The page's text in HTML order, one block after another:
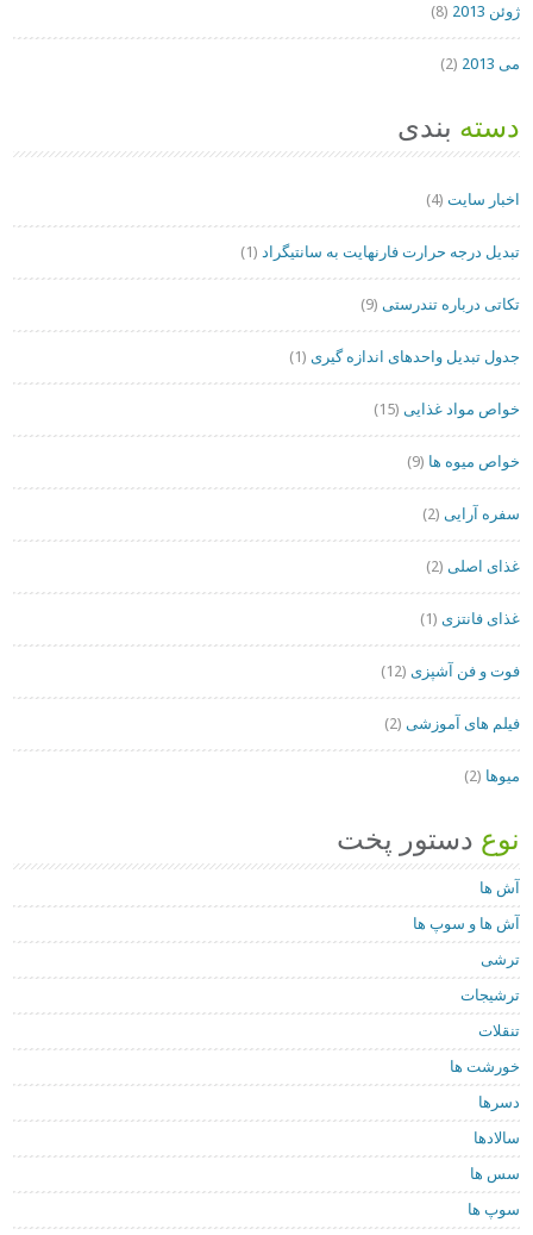
ژوئن 2013 (8)
می 2013 (2)
دسته بندی
اخبار سایت (4)
تبدیل درجه حرارت فارنهایت به سانتیگراد (1)
تکاتی درباره تندرستی (9)
جدول تبدیل واحدهای اندازه گیری (1)
خواص مواد غذایی (15)
خواص میوه ها (9)
سفره آرایی (2)
غذای اصلی (2)
غذای فانتزی (1)
فوت و فن آشپزی (12)
فیلم های آموزشی (2)
میوها (2)
نوع دستور پخت
آش ها
آش ها و سوپ ها
ترشی
ترشیجات
تنقلات
خورشت ها
دسرها
سالادها
سس ها
سوپ ها